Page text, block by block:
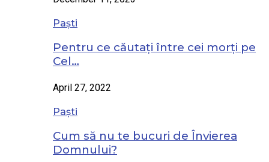
Paști
Pentru ce căutați între cei morți pe
Cel…
April 27, 2022
Paști
Cum să nu te bucuri de Învierea
Domnului?